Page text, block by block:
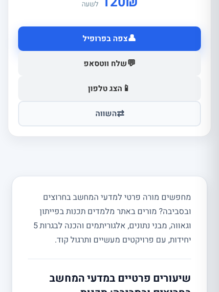
לשעה
👤צפה בפרופיל
💬שלח ווטסאפ
📱 הצג טלפון
⇄השווה
מחפשים מורה פרטי למדעי המחשב בחרוצים
ובסביבה? מורים באתר מלמדים תכנות בפייתון
וגאווה, מבני נתונים, אלגוריתמים והכנה לבגרות 5
יחידות, עם פרויקטים מעשיים ותרגול קוד.
שיעורים פרטיים במדעי המחשב